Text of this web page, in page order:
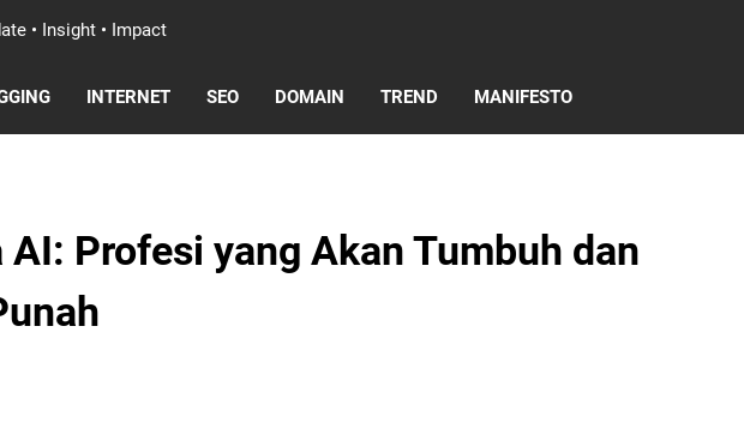
• Insight • Impact
INTERNET SEO DOMAIN TREND MANIFESTO
AI: Profesi yang Akan Tumbuh dan